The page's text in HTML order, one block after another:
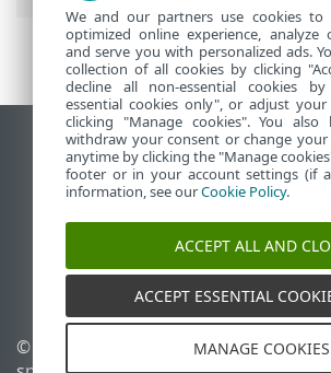
Zobraziť stránku ako na
End of Life
Databáza znalostí ESET
ESET Fórum
ESET Status Portal
Technická podpora
© 1992 - 2026 ESET,
We and our partners use cookies
optimized online experience, analyze
and serve you with personalized ads.
collection of all cookies by clicking
decline all non-essential cookies by
essential cookies only", or adjust
clicking "Manage cookies". You
withdraw your consent or change your
anytime by clicking the "Manage
footer or in your account settings (if
information, see ourCookie Policy.
ACCEPT ALL AND
ACCEPT ESSENTIAL
MANAGE COOKIES